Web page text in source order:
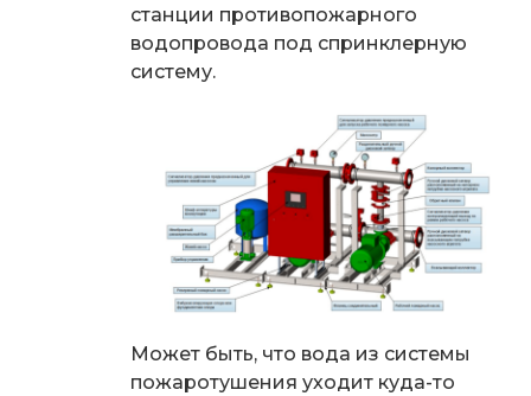
станции противопожарного
водопровода под спринклерную
систему.
Может быть, что вода из системы
пожаротушения уходит куда-то